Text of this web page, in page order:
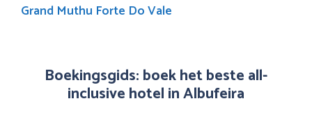
Grand Muthu Forte Do Vale
Boekingsgids: boek het beste all-
inclusive hotel in Albufeira